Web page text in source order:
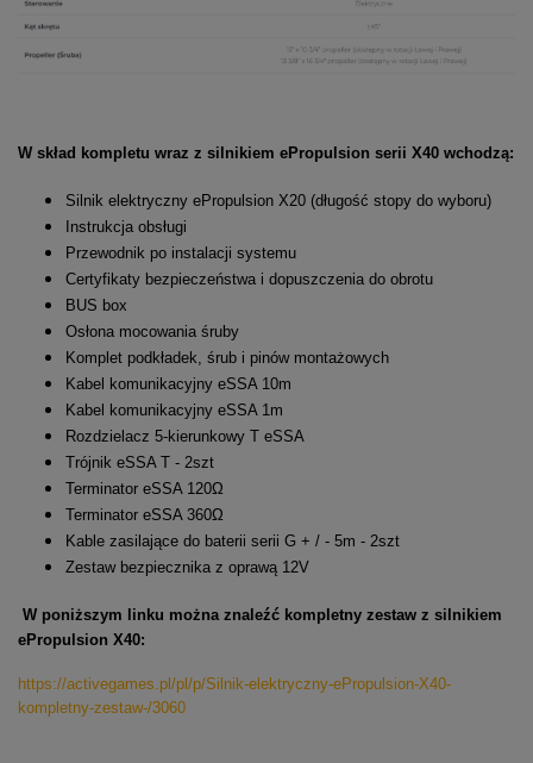
W skład kompletu wraz z silnikiem ePropulsion serii X40 wchodzą:
Silnik elektryczny ePropulsion X20 (długość stopy do wyboru)
Instrukcja obsługi
Przewodnik po instalacji systemu
Certyfikaty bezpieczeństwa i dopuszczenia do obrotu
BUS box
Osłona mocowania śruby
Komplet podkładek, śrub i pinów montażowych
Kabel komunikacyjny eSSA 10m
Kabel komunikacyjny eSSA 1m
Rozdzielacz 5-kierunkowy T eSSA
Trójnik eSSA T - 2szt
Terminator eSSA 120Ω
Terminator eSSA 360Ω
Kable zasilające do baterii serii G + / - 5m - 2szt
Zestaw bezpiecznika z oprawą 12V
W poniższym linku można znaleźć kompletny zestaw z silnikiem
ePropulsion X40:
https://activegames.pl/pl/p/Silnik-elektryczny-ePropulsion-X40-
kompletny-zestaw-/3060